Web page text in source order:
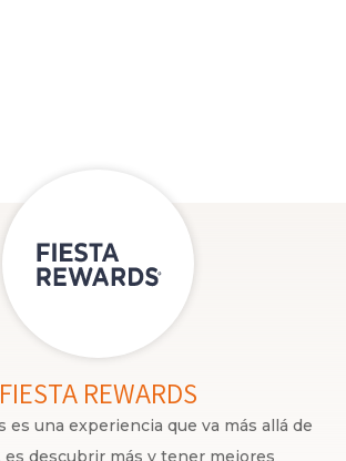
FIESTA REWARDS
es una experiencia que va más allá de
es descubrir más y tener mejores